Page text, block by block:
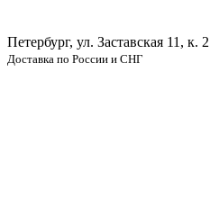
Петербург, ул. Заставская 11, к. 2
Доставка по России и СНГ